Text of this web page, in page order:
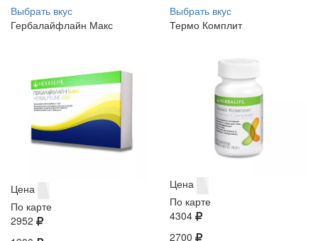
Выбрать вкус
Выбрать вкус
Гербалайфлайн Макс
Цена
По карте
2952
Термо Комплит
Цена
По карте
4304
2700